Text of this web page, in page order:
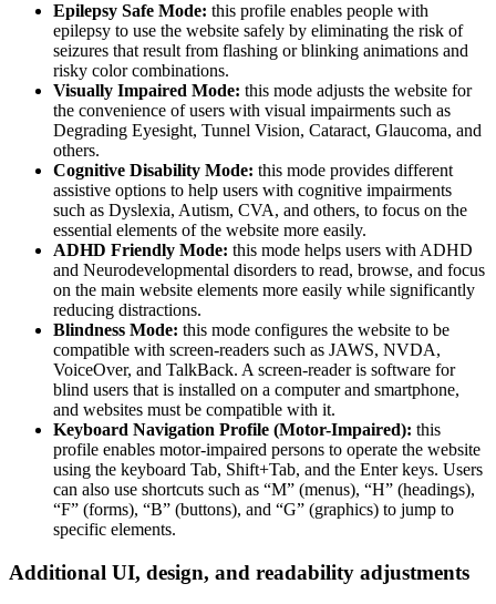
Epilepsy Safe Mode: this profile enables people with
epilepsy to use the website safely by eliminating the risk of
seizures that result from flashing or blinking animations and
risky color combinations.
Visually Impaired Mode: this mode adjusts the website for
the convenience of users with visual impairments such as
Degrading Eyesight, Tunnel Vision, Cataract, Glaucoma, and
others.
Cognitive Disability Mode: this mode provides different
assistive options to help users with cognitive impairments
such as Dyslexia, Autism, CVA, and others, to focus on the
essential elements of the website more easily.
ADHD Friendly Mode: this mode helps users with ADHD
and Neurodevelopmental disorders to read, browse, and focus
on the main website elements more easily while significantly
reducing distractions.
Blindness Mode: this mode configures the website to be
compatible with screen-readers such as JAWS, NVDA,
VoiceOver, and TalkBack. A screen-reader is software for
blind users that is installed on a computer and smartphone,
and websites must be compatible with it.
Keyboard Navigation Profile (Motor-Impaired): this
profile enables motor-impaired persons to operate the website
using the keyboard Tab, Shift+Tab, and the Enter keys. Users
can also use shortcuts such as “M” (menus), “H” (headings),
“F” (forms), “B” (buttons), and “G” (graphics) to jump to
specific elements.
Additional UI, design, and readability adjustments